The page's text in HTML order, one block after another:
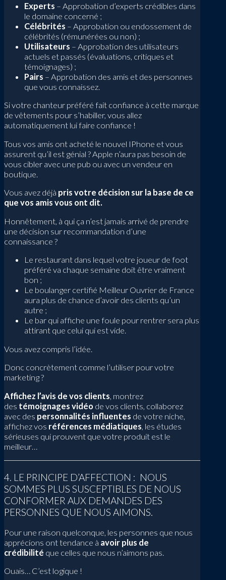
Experts – Approbation d’experts crédibles dans
le domaine concerné ;
Célébrités – Approbation ou endossement de
célébrités (rémunérées ou non) ;
Utilisateurs – Approbation des utilisateurs
actuels et passés (évaluations, critiques et
témoignages) ;
Pairs – Approbation des amis et des personnes
que vous connaissez.
Si votre chanteur préféré fait confiance à cette marque
de vêtements pour s’habiller, vous allez
automatiquement lui faire confiance !
Tous vos amis ont acheté le nouvel IPhone et vous
assurent qu’il est génial ? Apple n’aura pas besoin de
vous cibler avec une pub ou avec un vendeur en
boutique.
Vous avez déjà pris votre décision sur la base de ce
que vos amis vous ont dit.
Honnêtement, à qui ça n’est jamais arrivé de prendre
une décision sur recommandation d’une
connaissance ?
Le restaurant dans lequel votre joueur de foot
préféré va chaque semaine doit être vraiment
bon ;
Le boulanger certifié Meilleur Ouvrier de France
aura plus de chance d’avoir des clients qu’un
autre ;
Le bar qui affiche une foule pour rentrer sera plus
attirant que celui qui est vide.
Vous avez compris l’idée.
Donc concrètement comme l’utiliser pour votre
marketing ?
Affichez l’avis de vos clients, montrez
des témoignages vidéo de vos clients, collaborez
avec des personnalités influentes de votre niche,
affichez vos références médiatiques, les études
sérieuses qui prouvent que votre produit est le
meilleur…
4. LE PRINCIPE D’AFFECTION : NOUS
SOMMES PLUS SUSCEPTIBLES DE NOUS
CONFORMER AUX DEMANDES DES
PERSONNES QUE NOUS AIMONS.
Pour une raison quelconque, les personnes que nous
apprécions ont tendance à avoir plus de
crédibilité que celles que nous n’aimons pas.
Ouais… C’est logique !